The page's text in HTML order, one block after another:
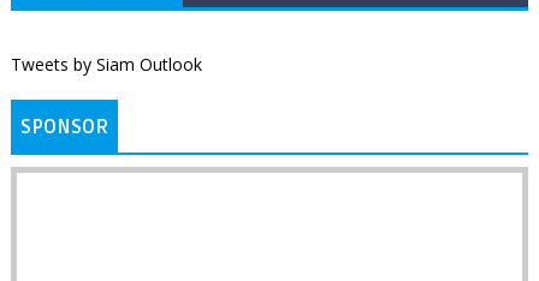
Tweets by Siam Outlook
SPONSOR